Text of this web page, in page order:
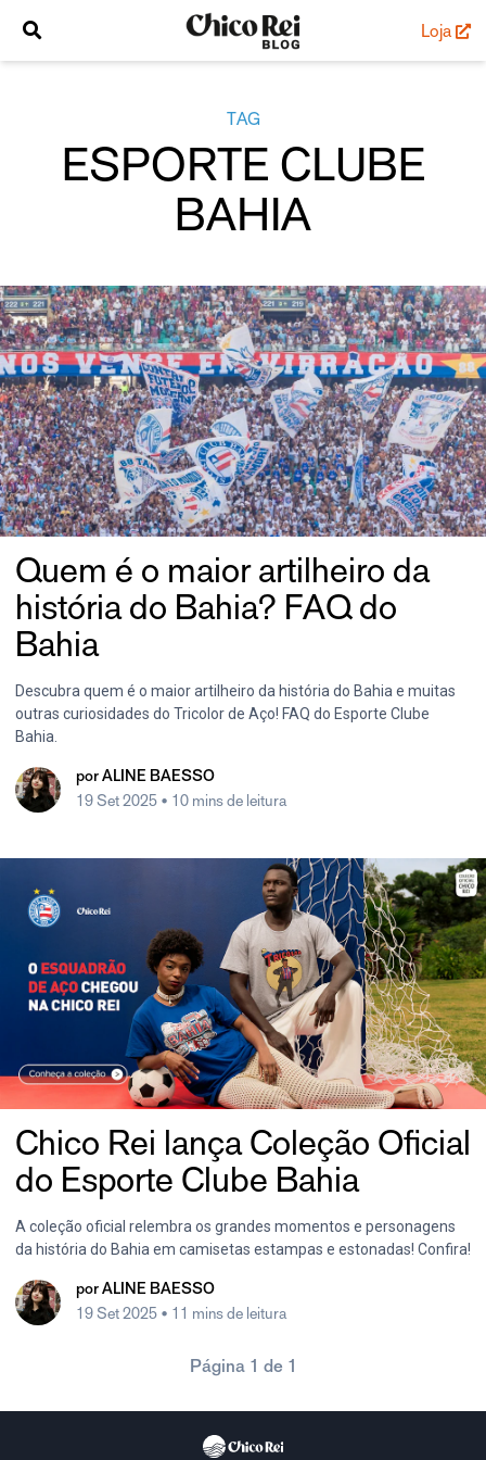
Loja
TAG
ESPORTE CLUBE
BAHIA
Quem é o maior artilheiro da
história do Bahia? FAQ do
Bahia
Descubra quem é o maior artilheiro da história do Bahia e muitas
outras curiosidades do Tricolor de Aço! FAQ do Esporte Clube
Bahia.
por ALINE BAESSO
19 Set 2025 • 10 mins de leitura
Chico Rei lança Coleção Oficial
do Esporte Clube Bahia
A coleção oficial relembra os grandes momentos e personagens
da história do Bahia em camisetas estampas e estonadas! Confira!
por ALINE BAESSO
19 Set 2025 • 11 mins de leitura
Página 1 de 1